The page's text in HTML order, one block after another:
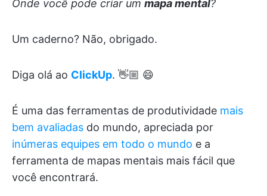
Onde você pode criar um mapa mental?
Um caderno? Não, obrigado.
Diga olá ao ClickUp. 👋🏼 😄
É uma das ferramentas de produtividade mais
bem avaliadas do mundo, apreciada por
inúmeras equipes em todo o mundo e a
ferramenta de mapas mentais mais fácil que
você encontrará.